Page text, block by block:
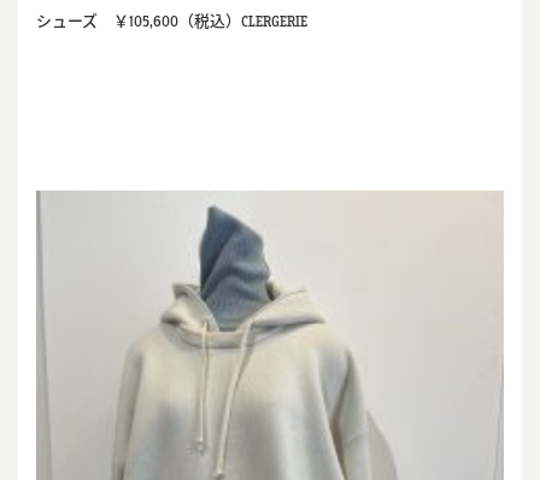
シューズ ￥105,600（税込）CLERGERIE